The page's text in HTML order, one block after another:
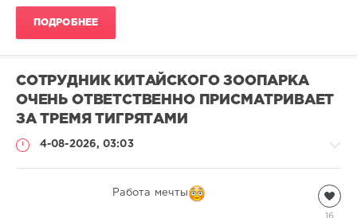
ПОДРОБНЕЕ
СОТРУДНИК КИТАЙСКОГО ЗООПАРКА
ОЧЕНЬ ОТВЕТСТВЕННО ПРИСМАТРИВАЕТ
ЗА ТРЕМЯ ТИГРЯТАМИ
4-08-2026, 03:03
16
Работа мечты